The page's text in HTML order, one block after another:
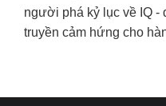
người phá kỷ lục về IQ -
truyền cảm hứng cho